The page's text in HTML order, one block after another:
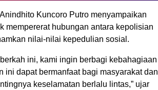
Kuncoro Putro menyampaikan
mempererat hubungan antara kepolisian
nilai-nilai kepedulian sosial.
ini, kami ingin berbagi kebahagiaan
ini dapat bermanfaat bagi masyarakat dan
keselamatan berlalu lintas,” ujar